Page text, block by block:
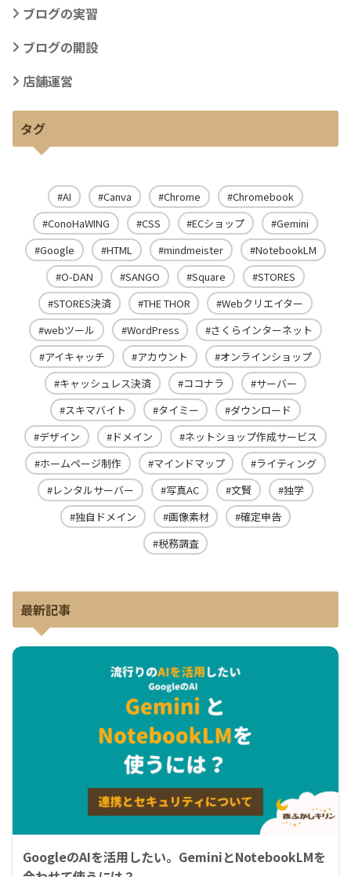
ブログの実習
ブログの開設
店舗運営
タグ
AI Canva Chrome
Chromebook
ConoHaWING
CSS ECショップ
Gemini
Google
HTML mindmeister
NotebookLM
O-DAN
SANGO Square
STORES
STORES決済
THE THOR
Webクリエイター
webツール
WordPress
さくらインターネット
アイキャッチ
アカウント
オンラインショップ
キャッシュレス決済
ココナラ
サーバー
スキマバイト
タイミー
ダウンロード
デザイン
ドメイン
ネットショップ作成サービス
ホームページ制作
マインドマップ
ライティング
レンタルサーバー
写真AC 文賢
独学
独自ドメイン
画像素材
確定申告
税務調査
最新記事
GoogleのAIを活用したい。GeminiとNotebookLMを